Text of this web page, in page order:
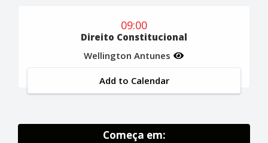
09:00
Direito Constitucional
Wellington Antunes
Add to Calendar
Começa em: